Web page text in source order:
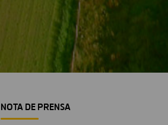
NOTA DE PRENSA